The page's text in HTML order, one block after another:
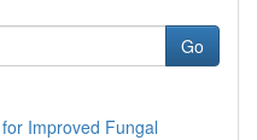
Go
Improved Fungal